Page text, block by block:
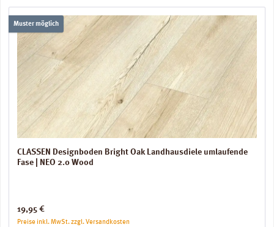
Muster möglich
CLASSEN Designboden Bright Oak Landhausdiele umlaufende
Fase | NEO 2.0 Wood
Regulärer Preis:
19,95 €
Preise inkl. MwSt. zzgl. Versandkosten